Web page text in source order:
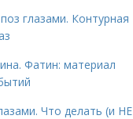
глазами. Контурная
Фатин: материал
Что делать (и НЕ